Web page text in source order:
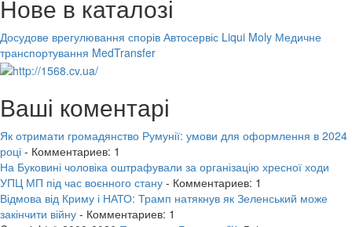
Нове в каталозі
Досудове врегулювання спорів Автосервіс Liqui Moly Медичне
транспортування MedTransfer
Ваші коментарі
Як отримати громадянство Румунії: умови для оформлення в 2024
році - Комментариев: 1
На Буковині чоловіка оштрафували за організацію хресної ходи
УПЦ МП під час воєнного стану - Комментариев: 1
Відмова від Криму і НАТО: Трамп натякнув як Зеленський може
закінчити війну - Комментариев: 1